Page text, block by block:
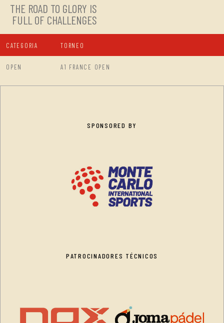
THE ROAD TO GLORY IS
FULL OF CHALLENGES
CATEGORIA TORNEO
OPEN A1 FRANCE OPEN
SPONSORED BY
PATROCINADORES TÉCNICOS